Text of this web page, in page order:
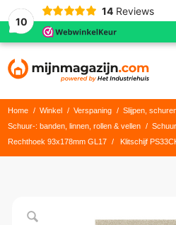
10
14 Reviews
Home / Winkel / Verspaning / Slijpen,
Schuur-: banden, linnen, rollen & vellen
/
Rechthoek 93x178mm GL17
/ Klitschijf